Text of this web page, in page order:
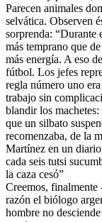
Parecen animales
selvática. Observen
sorprenda: “Durante
más temprano que
más energía. A eso
fútbol. Los jefes
regla número uno
trabajo sin
blandir los machetes:
que un silbato
recomenzaba, de la
Martínez en un
cada seis tutsi
la caza cesó”
Creemos,
razón el biólogo
hombre no